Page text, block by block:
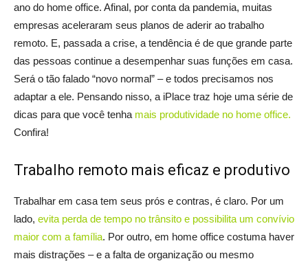
ano do home office. Afinal, por conta da pandemia, muitas
empresas aceleraram seus planos de aderir ao trabalho
remoto. E, passada a crise, a tendência é de que grande parte
das pessoas continue a desempenhar suas funções em casa.
Será o tão falado “novo normal” – e todos precisamos nos
adaptar a ele. Pensando nisso, a iPlace traz hoje uma série de
dicas para que você tenha mais produtividade no home office.
Confira!
Trabalho remoto mais eficaz e produtivo
Trabalhar em casa tem seus prós e contras, é claro. Por um
lado, evita perda de tempo no trânsito e possibilita um convívio
maior com a família. Por outro, em home office costuma haver
mais distrações – e a falta de organização ou mesmo